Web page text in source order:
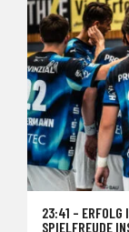
23:41 – ERFOLG
SPIELFREUDE